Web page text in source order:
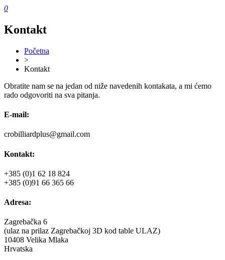
0
Kontakt
Početna
>
Kontakt
Obratite nam se na jedan od niže navedenih kontakata, a mi ćemo
rado odgovoriti na sva pitanja.
E-mail:
crobilliardplus@gmail.com
Kontakt:
+385 (0)1 62 18 824
+385 (0)91 66 365 66
Adresa:
Zagrebačka 6
(ulaz na prilaz Zagrebačkoj 3D kod table ULAZ)
10408 Velika Mlaka
Hrvatska